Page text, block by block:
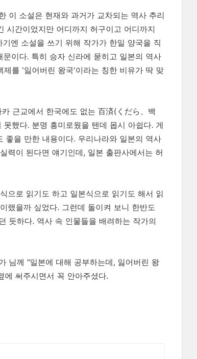
이 소설은 현재와 과거가 교차되는 역사 추리
시간이었지만 어디까지 허구이고 어디까지
엔 소설을 쓰기 위해 작가가 한일 양국을 직
이다. 특히 승자 신라에 묻히고 일본의 역사
를 '잃어버린 왕국'이라는 칭한 비유가 딱 맞
근교에서 한국에도 없는 百済(くだら、백
했다. 분명 흥미로웠을 텐데 몹시 아쉽다. 게
좋을 만한 내용이다. 우리나라와 일본의 역사
력이 된다면 얘기인데, 일본 출판사에서는 허
으로 읽기도 하고 일본식으로 읽기도 해서 읽
랬을까 싶었다. 그런데 돌이켜 보니 한반도
듯하다. 역사 속 인물들을 배려하는 작가의
님께 "일본에 대해 공부하는데, 잃어버린 왕
에 써주시면서 꼭 안아주셨다.